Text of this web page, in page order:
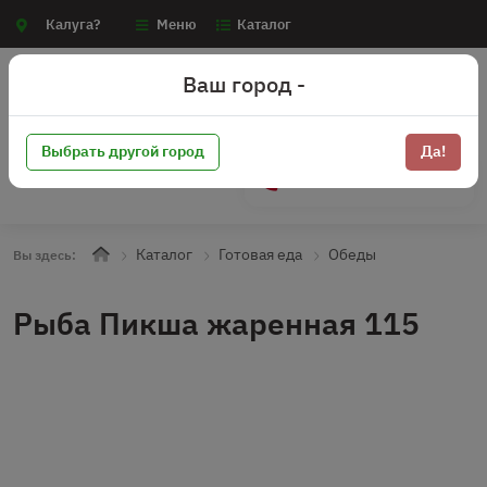
Калуга? Меню Каталог
Вы здесь: Каталог Готовая еда Обеды
Рыба Пикша жаренная 115
Ваш город -
Выбрать другой город Да!